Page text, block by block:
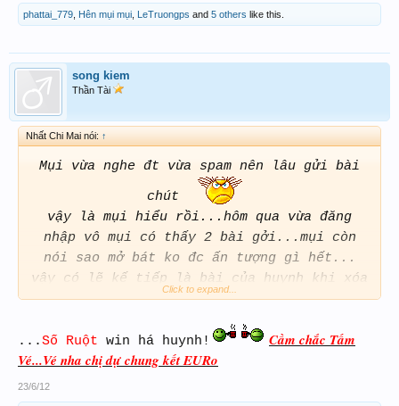
phattai_779 Hên mụi mụi LeTruongps and 5 others like this.
song kiem
Thần Tài
Nhất Chi Mai nói: ↑
Mụi vừa nghe đt vừa spam nên lâu gửi bài
chút
vậy là mụi hiểu rồi...hôm qua vừa đăng
nhập vô mụi có thấy 2 bài gởi...mụi còn
nói sao mở bát ko đc ấn tượng gì hết...
vậy có lẽ kế tiếp là bài của huynh khi xóa
2 bài kia... và ai cũng nghĩ là huynh mở
Thôi, quên mọi chuyện huynh ơi...Số Ruột
Click to expand...
...Số Ruột win há huynh!
Cầm chắc Tấm
Vé...Vé nha chị dự chung kết EURo
23/6/12